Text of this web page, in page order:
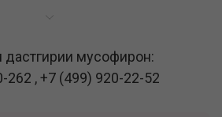
дастгирии мусофирон:
262 ,+7 (499) 920-22-52